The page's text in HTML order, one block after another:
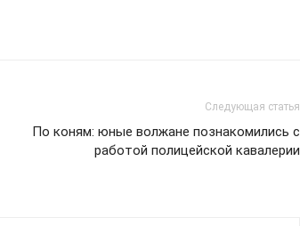
Следующая статья
По коням: юные волжане познакомились с
работой полицейской кавалерии